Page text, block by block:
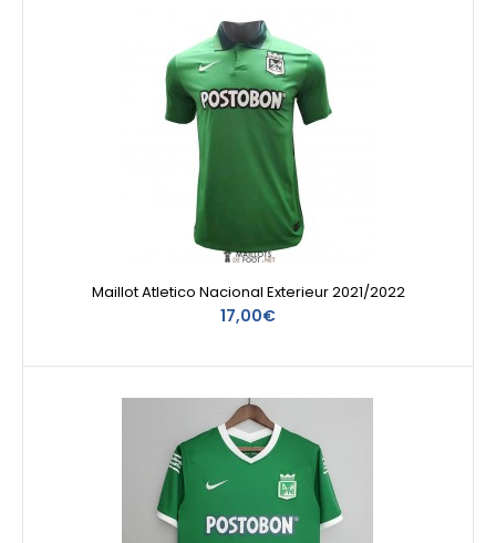
Maillot Atletico Nacional Exterieur 2021/2022
17,00€